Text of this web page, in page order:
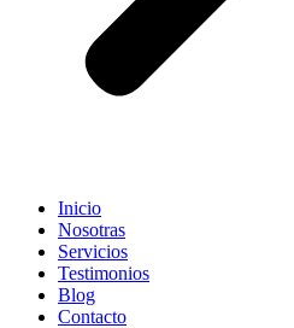
Inicio
Nosotras
Servicios
Testimonios
Blog
Contacto